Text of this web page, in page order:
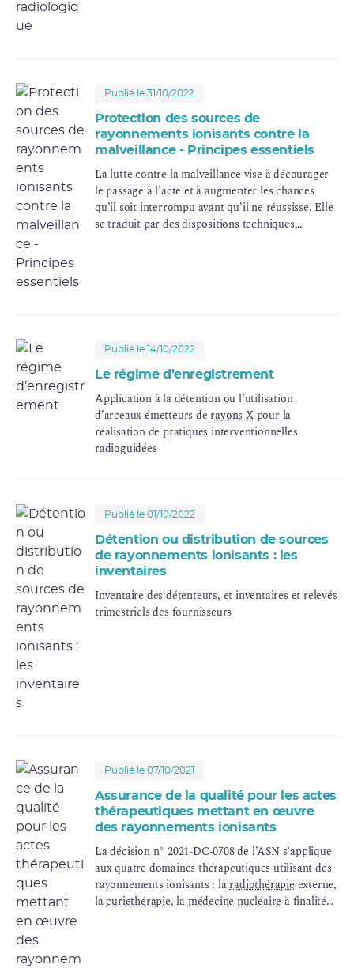
Publié le 31/10/2022
Protection des sources de
rayonnements ionisants contre la
malveillance - Principes essentiels
La lutte contre la malveillance vise à décourager
le passage à l’acte et à augmenter les chances
qu’il soit interrompu avant qu’il ne réussisse. Elle
se traduit par des dispositions techniques,
Publié le 14/10/2022
Le régime d’enregistrement
Application à la détention ou l’utilisation
d’arceaux émetteurs de rayons Xpour la
réalisation de pratiques interventionnelles
radioguidées
Publié le 01/10/2022
Détention ou distribution de sources
de rayonnements ionisants : les
inventaires
Inventaire des détenteurs, et inventaires et relevés
trimestriels des fournisseurs
Publié le 07/10/2021
Assurance de la qualité pour les actes
thérapeutiques mettant en œuvre
des rayonnements ionisants
La décision n° 2021-DC-0708 de l’ASN s’applique
aux quatre domaines thérapeutiques utilisant des
rayonnements ionisants : laradiothérapie externe,
lacuriethérapie, lamédecine nucléaireà finalité